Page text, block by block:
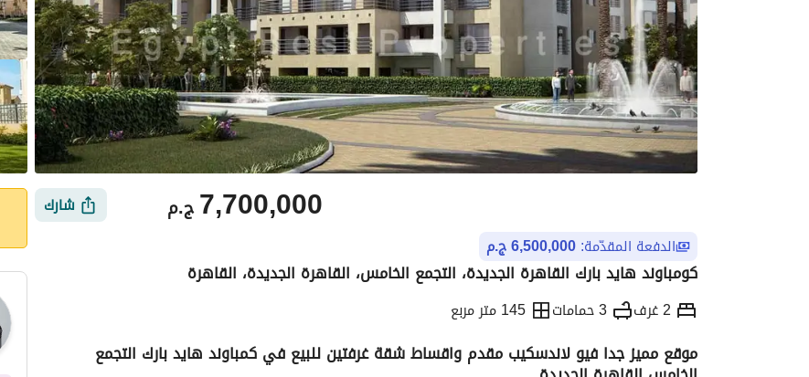
ج.م7,700,000 شارك
الدفعة المقدّمة: 6,500,000 ج.م
كومباوند هايد بارك القاهرة الجديدة، التجمع الخامس، القاهرة الجديدة، القاهرة
2 غرف 3 حمامات 145 متر مربع
موقع مميز جدا فيو لاندسكيب مقدم واقساط شقة غرفتين للبيع في كمباوند هايد بارك التجمع